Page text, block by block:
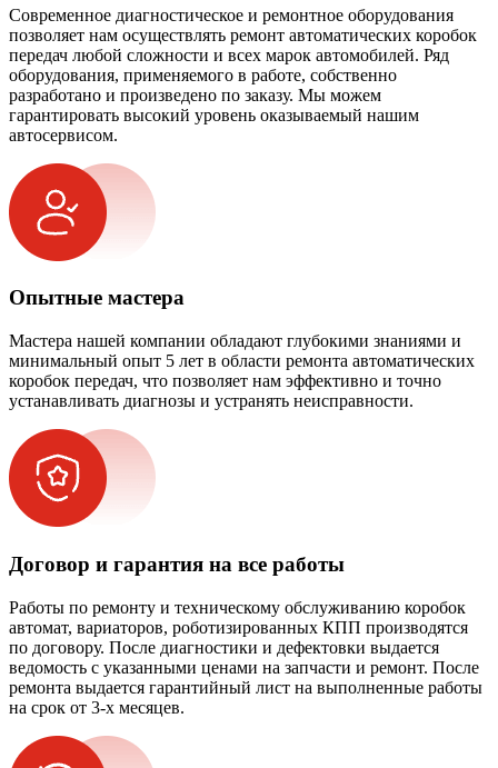
Современное диагностическое и ремонтное оборудования
позволяет нам осуществлять ремонт автоматических коробок
передач любой сложности и всех марок автомобилей. Ряд
оборудования, применяемого в работе, собственно
разработано и произведено по заказу. Мы можем
гарантировать высокий уровень оказываемый нашим
автосервисом.
Опытные мастера
Мастера нашей компании обладают глубокими знаниями и
минимальный опыт 5 лет в области ремонта автоматических
коробок передач, что позволяет нам эффективно и точно
устанавливать диагнозы и устранять неисправности.
Договор и гарантия на все работы
Работы по ремонту и техническому обслуживанию коробок
автомат, вариаторов, роботизированных КПП производятся
по договору. После диагностики и дефектовки выдается
ведомость с указанными ценами на запчасти и ремонт. После
ремонта выдается гарантийный лист на выполненные работы
на срок от 3-х месяцев.